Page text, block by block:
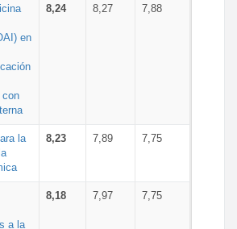
en
con
8,24 8,27 7,88
la
8,23 7,89 7,75
a la
8,18 7,97 7,75